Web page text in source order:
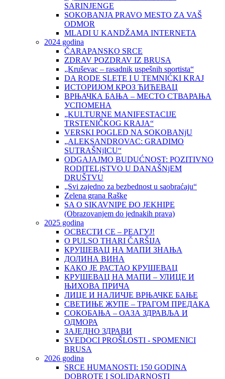
SARINJENGE
SOKOBANJA PRAVO MESTO ZA VAŠ
ODMOR
MLADI U KANDŽAMA INTERNETA
2024 godina
ČARAPANSKO SRCE
ZDRAV POZDRAV IZ BRUSA
„Kruševac – rasadnik uspešnih sportista“
DA RODE SLETE I U TEMNIĆKI KRAJ
ИСТОРИЈОМ КРОЗ ЋИЋЕВАЦ
ВРЊАЧКА БАЊА – МЕСТО СТВАРАЊА
УСПОМЕНА
„KULTURNE MANIFESTACIJE
TRSTENIČKOG KRAJA“
VERSKI POGLED NA SOKOBANjU
„ALEKSANDROVAC: GRADIMO
SUTRAŠNjICU“
ODGAJAJMO BUDUĆNOST: POZITIVNO
RODITELjSTVO U DANAŠNjEM
DRUŠTVU
„Svi zajedno za bezbednost u saobraćaju“
Zelena grana Raške
SA O SIKAVNIPE ĐO JEKHIPE
(Obrazovanjem do jednakih prava)
2025 godina
ОСВЕСТИ СЕ – РЕАГУЈ!
O PULSO THARI ČARŠIJA
КРУШЕВАЦ НА МАПИ ЗНАЊА
ДОЛИНА ВИНА
КАКО ЈЕ РАСТАО КРУШЕВАЦ
КРУШЕВАЦ НА МАПИ – УЛИЦЕ И
ЊИХОВА ПРИЧА
ЛИЦЕ И НАЛИЧЈЕ ВРЊАЧКЕ БАЊЕ
СВЕТИЊЕ ЖУПЕ – ТРАГОМ ПРЕДАКА
СОКОБАЊА – ОАЗА ЗДРАВЉА И
ОДМОРА
ЗАЈЕДНО ЗДРАВИ
SVEDOCI PROŠLOSTI - SPOMENICI
BRUSA
2026 godina
SRCE HUMANOSTI: 150 GODINA
DOBROTE I SOLIDARNOSTI